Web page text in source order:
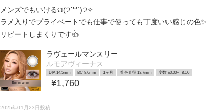
メンズでもいけるଘ(੭ˊ꒳​ˋ)੭✧
ラメ入りでプライベートでも仕事で使っても丁度いい感じの色✨
リピートしまくりです👍
ラヴェールマンスリー
ルモアヴィーナス
DIA 14.5mm BC 8.6mm 1ヶ月 着色直径 13.7mm 度数 ±0.00~ -8.00
¥1,760
2025年01月23日投稿